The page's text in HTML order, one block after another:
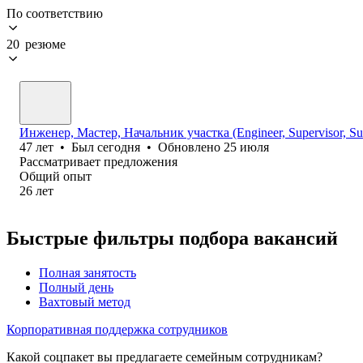
По соответствию
20 резюме
Инженер, Мастер, Начальник участка (Engineer, Supervisor,
47 лет • Был сегодня • Обновлено 25 июля
Рассматривает предложения
Общий опыт
26 лет
Быстрые фильтры подбора вакансий
Полная занятость
Полный день
Вахтовый метод
Корпоративная поддержка сотрудников
Какой соцпакет вы предлагаете семейным сотрудникам?